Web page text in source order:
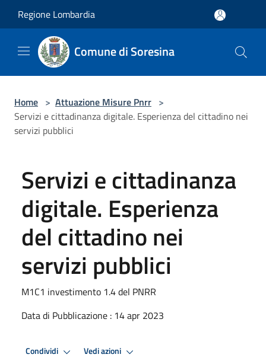
Regione Lombardia
Comune di Soresina
Home > Attuazione Misure Pnrr >
Servizi e cittadinanza digitale. Esperienza del cittadino nei
servizi pubblici
Servizi e cittadinanza
digitale. Esperienza
del cittadino nei
servizi pubblici
M1C1 investimento 1.4 del PNRR
Data di Pubblicazione : 14 apr 2023
Condividi Vedi azioni